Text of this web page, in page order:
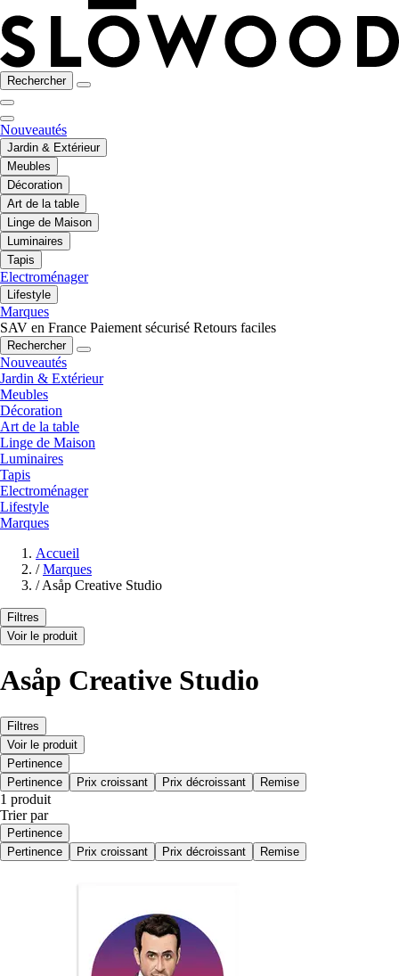
Rechercher
Nouveautés
Jardin & Extérieur
Meubles
Décoration
Art de la table
Linge de Maison
Luminaires
Tapis
Electroménager
Lifestyle
Marques
SAV en France Paiement sécurisé Retours faciles
Rechercher
Nouveautés
Jardin & Extérieur
Meubles
Décoration
Art de la table
Linge de Maison
Luminaires
Tapis
Electroménager
Lifestyle
Marques
Accueil
/ Marques
/ Asåp Creative Studio
Filtres
Voir le produit
Asåp Creative Studio
Filtres
Voir le produit
Pertinence
Pertinence
Prix croissant Prix décroissant Remise
1 produit
Trier par
Pertinence
Pertinence
Prix croissant Prix décroissant Remise